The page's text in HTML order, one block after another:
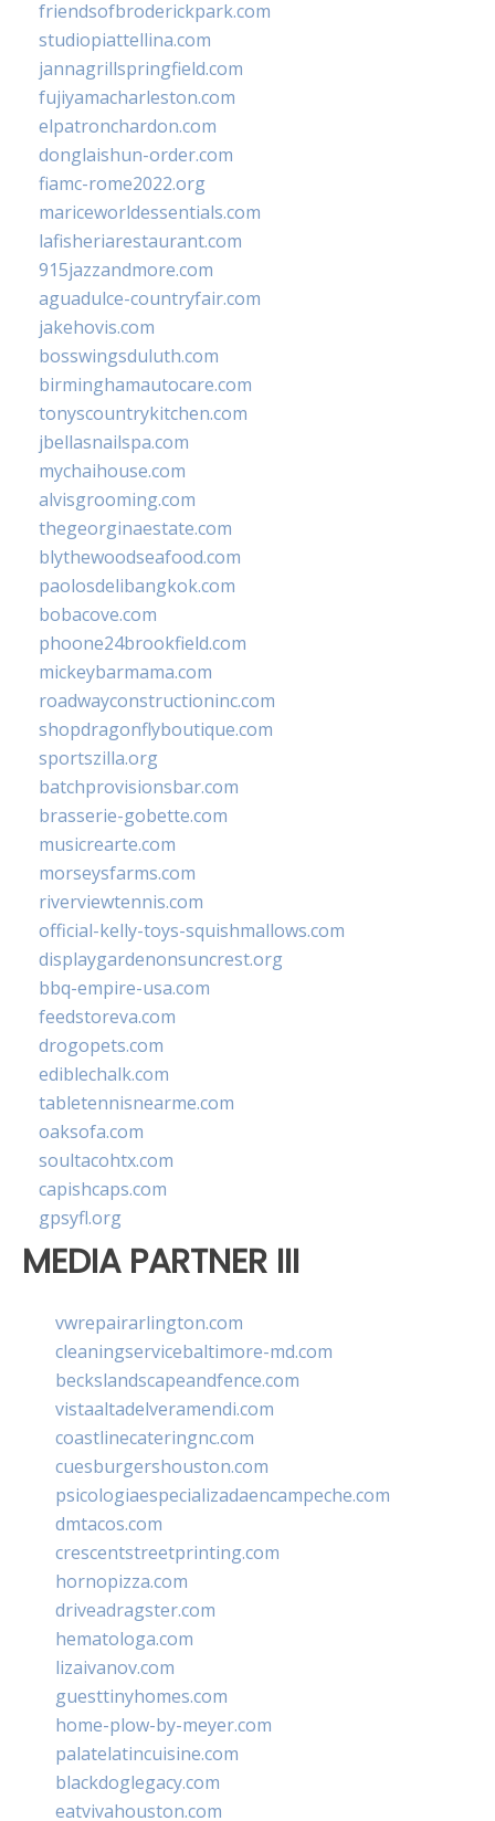
friendsofbroderickpark.com
studiopiattellina.com
jannagrillspringfield.com
fujiyamacharleston.com
elpatronchardon.com
donglaishun-order.com
fiamc-rome2022.org
mariceworldessentials.com
lafisheriarestaurant.com
915jazzandmore.com
aguadulce-countryfair.com
jakehovis.com
bosswingsduluth.com
birminghamautocare.com
tonyscountrykitchen.com
jbellasnailspa.com
mychaihouse.com
alvisgrooming.com
thegeorginaestate.com
blythewoodseafood.com
paolosdelibangkok.com
bobacove.com
phoone24brookfield.com
mickeybarmama.com
roadwayconstructioninc.com
shopdragonflyboutique.com
sportszilla.org
batchprovisionsbar.com
brasserie-gobette.com
musicrearte.com
morseysfarms.com
riverviewtennis.com
official-kelly-toys-squishmallows.com
displaygardenonsuncrest.org
bbq-empire-usa.com
feedstoreva.com
drogopets.com
ediblechalk.com
tabletennisnearme.com
oaksofa.com
soultacohtx.com
capishcaps.com
gpsyfl.org
MEDIA PARTNER III
vwrepairarlington.com
cleaningservicebaltimore-md.com
beckslandscapeandfence.com
vistaaltadelveramendi.com
coastlinecateringnc.com
cuesburgershouston.com
psicologiaespecializadaencampeche.com
dmtacos.com
crescentstreetprinting.com
hornopizza.com
driveadragster.com
hematologa.com
lizaivanov.com
guesttinyhomes.com
home-plow-by-meyer.com
palatelatincuisine.com
blackdoglegacy.com
eatvivahouston.com